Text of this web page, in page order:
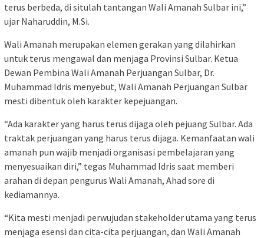
terus berbeda, di situlah tantangan Wali Amanah Sulbar ini,”
ujar Naharuddin, M.Si.
Wali Amanah merupakan elemen gerakan yang dilahirkan
untuk terus mengawal dan menjaga Provinsi Sulbar. Ketua
Dewan Pembina Wali Amanah Perjuangan Sulbar, Dr.
Muhammad Idris menyebut, Wali Amanah Perjuangan Sulbar
mesti dibentuk oleh karakter kepejuangan.
“Ada karakter yang harus terus dijaga oleh pejuang Sulbar. Ada
traktak perjuangan yang harus terus dijaga. Kemanfaatan wali
amanah pun wajib menjadi organisasi pembelajaran yang
menyesuaikan diri,” tegas Muhammad Idris saat memberi
arahan di depan pengurus Wali Amanah, Ahad sore di
kediamannya.
“Kita mesti menjadi perwujudan stakeholder utama yang terus
menjaga esensi dan cita-cita perjuangan, dan Wali Amanah